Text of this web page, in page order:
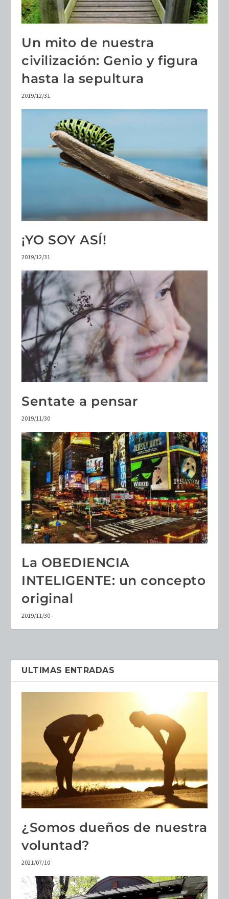
Un mito de nuestra
civilización: Genio y figura
hasta la sepultura
2019/12/31
¡YO SOY ASÍ!
2019/12/31
Sentate a pensar
2019/11/30
La OBEDIENCIA
INTELIGENTE: un concepto
original
2019/11/30
ULTIMAS ENTRADAS
¿Somos dueños de nuestra
voluntad?
2021/07/10